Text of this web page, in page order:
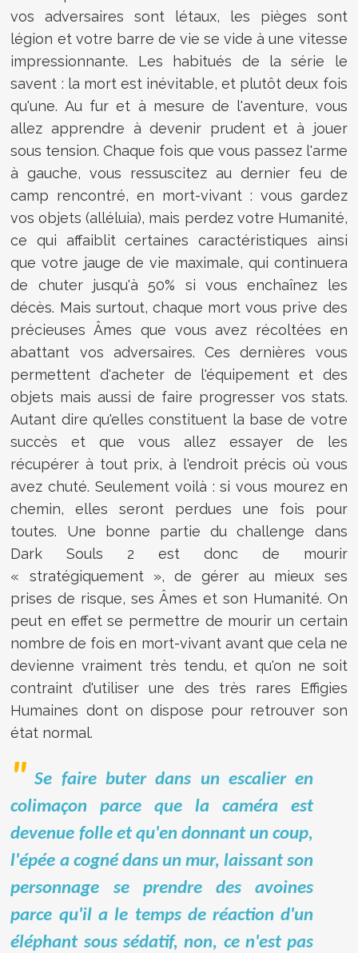
vos adversaires sont létaux, les pièges sont
légion et votre barre de vie se vide à une vitesse
impressionnante. Les habitués de la série le
savent : la mort est inévitable, et plutôt deux fois
qu'une. Au fur et à mesure de l'aventure, vous
allez apprendre à devenir prudent et à jouer
sous tension. Chaque fois que vous passez l'arme
à gauche, vous ressuscitez au dernier feu de
camp rencontré, en mort-vivant : vous gardez
vos objets (alléluia), mais perdez votre Humanité,
ce qui affaiblit certaines caractéristiques ainsi
que votre jauge de vie maximale, qui continuera
de chuter jusqu'à 50% si vous enchaînez les
décès. Mais surtout, chaque mort vous prive des
précieuses Âmes que vous avez récoltées en
abattant vos adversaires. Ces dernières vous
permettent d'acheter de l'équipement et des
objets mais aussi de faire progresser vos stats.
Autant dire qu'elles constituent la base de votre
succès et que vous allez essayer de les
récupérer à tout prix, à l'endroit précis où vous
avez chuté. Seulement voilà : si vous mourez en
chemin, elles seront perdues une fois pour
toutes. Une bonne partie du challenge dans
Dark Souls 2 est donc de mourir
« stratégiquement », de gérer au mieux ses
prises de risque, ses Âmes et son Humanité. On
peut en effet se permettre de mourir un certain
nombre de fois en mort-vivant avant que cela ne
devienne vraiment très tendu, et qu'on ne soit
contraint d'utiliser une des très rares Effigies
Humaines dont on dispose pour retrouver son
état normal.
Se faire buter dans un escalier en
colimaçon parce que la caméra est
devenue folle et qu'en donnant un coup,
l'épée a cogné dans un mur, laissant son
personnage se prendre des avoines
parce qu'il a le temps de réaction d'un
éléphant sous sédatif, non, ce n'est pas